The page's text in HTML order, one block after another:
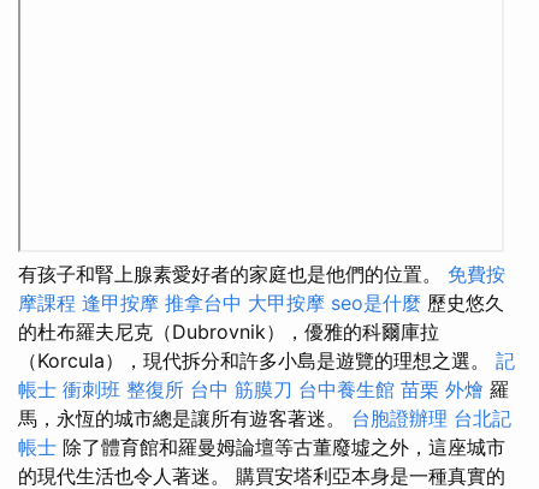
有孩子和腎上腺素愛好者的家庭也是他們的位置。 免費按
摩課程 逢甲按摩 推拿台中 大甲按摩 seo是什麼 歷史悠久
的杜布羅夫尼克（Dubrovnik），優雅的科爾庫拉
（Korcula），現代拆分和許多小島是遊覽的理想之選。 記
帳士 衝刺班 整復所 台中 筋膜刀 台中養生館 苗栗 外燴 羅
馬，永恆的城市總是讓所有遊客著迷。 台胞證辦理 台北記
帳士 除了體育館和羅曼姆論壇等古董廢墟之外，這座城市
的現代生活也令人著迷。 購買安塔利亞本身是一種真實的